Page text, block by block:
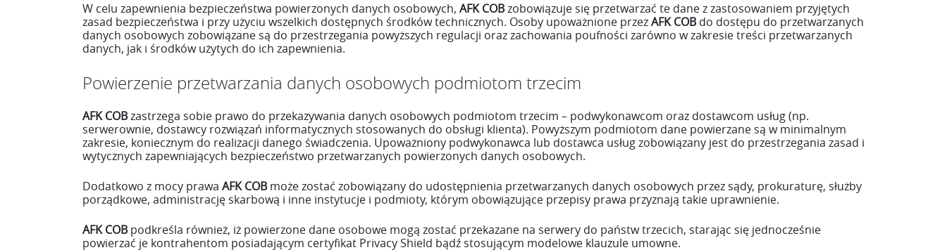
W celu zapewnienia bezpieczeństwa powierzonych danych osobowych, AFK COBzobowiązuje się przetwarzać te dane z zastosowaniem przyjętych
zasad bezpieczeństwa i przy użyciu wszelkich dostępnych środków technicznych. Osoby upoważnione przezAFK COBdo dostępu do przetwarzanych
danych osobowych zobowiązane są do przestrzegania powyższych regulacji oraz zachowania poufności zarówno w zakresie treści przetwarzanych
danych, jak i środków użytych do ich zapewnienia.
Powierzenie przetwarzania danych osobowych podmiotom trzecim
AFK COBzastrzega sobie prawo do przekazywania danych osobowych podmiotom trzecim – podwykonawcom oraz dostawcom usług (np.
serwerownie, dostawcy rozwiązań informatycznych stosowanych do obsługi klienta). Powyższym podmiotom dane powierzane są w minimalnym
zakresie, koniecznym do realizacji danego świadczenia. Upoważniony podwykonawca lub dostawca usług zobowiązany jest do przestrzegania zasad i
wytycznych zapewniających bezpieczeństwo przetwarzanych powierzonych danych osobowych.
Dodatkowo z mocy prawa AFK COBmoże zostać zobowiązany do udostępnienia przetwarzanych danych osobowych przez sądy, prokuraturę, służby
porządkowe, administrację skarbową i inne instytucje i podmioty, którym obowiązujące przepisy prawa przyznają takie uprawnienie.
AFK COBpodkreśla również, iż powierzone dane osobowe mogą zostać przekazane na serwery do państw trzecich, starając się jednocześnie
powierzać je kontrahentom posiadającym certyfikat Privacy Shield bądź stosującym modelowe klauzule umowne.